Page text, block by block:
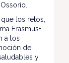
los retos,
Erasmus+
a los
de
y